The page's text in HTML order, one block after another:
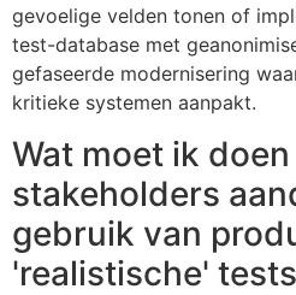
gevoelige velden tonen of
test-database met
gefaseerde modernisering
kritieke systemen aanpakt.
Wat moet ik
stakeholders
gebruik van
'realistische'